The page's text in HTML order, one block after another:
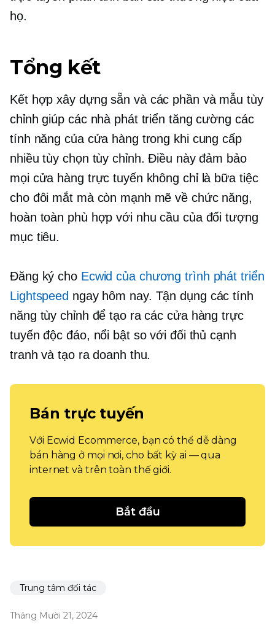
họ.
Tổng kết
Kết hợpxây dựng sẵn và các phần và mẫu tùy
chỉnh giúp các nhà phát triển tăng cường các
tính năng của cửa hàng trong khi cung cấp
nhiều tùy chọn tùy chỉnh. Điều này đảm bảo
mọi cửa hàng trực tuyến không chỉ là bữa tiệc
cho đôi mắt mà còn mạnh mẽ về chức năng,
hoàn toàn phù hợp với nhu cầu của đối tượng
mục tiêu.
Đăng ký cho Ecwid của chương trình phát triển
Lightspeed ngay hôm nay. Tận dụng các tính
năng tùy chỉnh để tạo ra các cửa hàng trực
tuyến độc đáo, nổi bật so với đối thủ cạnh
tranh và tạo ra doanh thu.
Bán trực tuyến
Với Ecwid Ecommerce, bạn có thể dễ dàng
bán hàng ở mọi nơi, cho bất kỳ ai — qua
internet và trên toàn thế giới.
Bắt đầu
Trung tâm đối tác
Tháng Mười 21, 2024